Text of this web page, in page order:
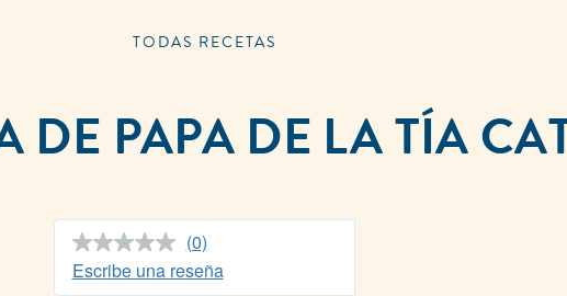
TODAS RECETAS
DE PAPA DE LA TÍA
Sin
puntuación.
Enlace
(0)
Escribe una reseña